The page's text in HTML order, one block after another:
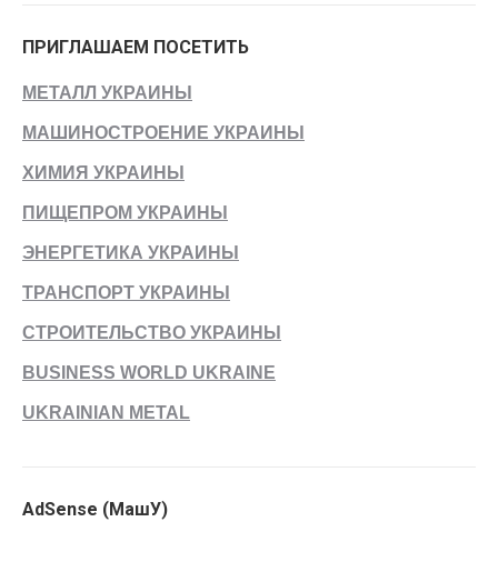
ПРИГЛАШАЕМ ПОСЕТИТЬ
МЕТАЛЛ УКРАИНЫ
МАШИНОСТРОЕНИЕ УКРАИНЫ
ХИМИЯ УКРАИНЫ
ПИЩЕПРОМ УКРАИНЫ
ЭНЕРГЕТИКА УКРАИНЫ
ТРАНСПОРТ УКРАИНЫ
СТРОИТЕЛЬСТВО УКРАИНЫ
BUSINESS WORLD UKRAINE
UKRAINIAN METAL
AdSense (МашУ)